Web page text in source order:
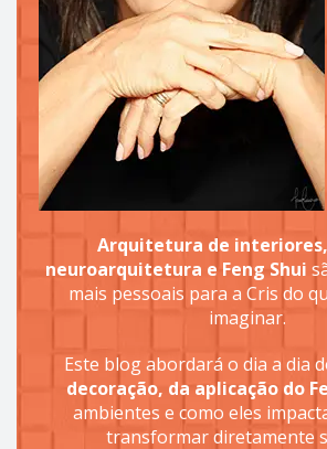
Arquitetura de
neuroarquitetura e Feng Shui
mais pessoais para a Cris do
imaginar.
Este blog abordará o dia a dia
decoração, da aplicação do
ambientes e como eles
transformar diretamente